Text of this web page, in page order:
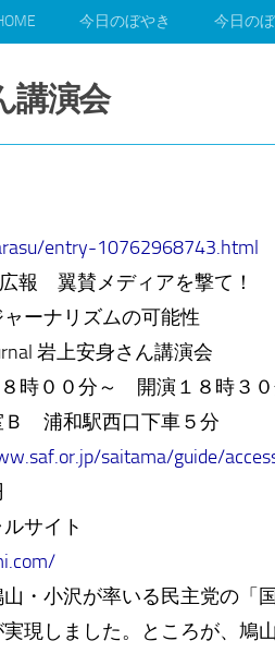
今日のぼやき 今日の
講演会
entry-10762968743.html
報 翼賛メディアを撃て！
ーナリズムの可能性
岩上安身さん講演会
８時００分～ 開演１８時３
Ｂ 浦和駅西口下車５分
saitama/guide/
サイト
・小沢が率いる民主党の
現しました。ところが、鳩